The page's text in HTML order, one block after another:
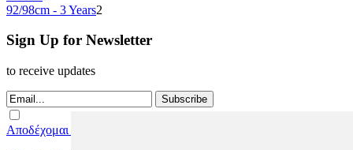
92/98cm - 3 Years2
Sign Up for Newsletter
to receive updates
Subscribe
Αποδέχομαι τους Όρους Χρήσης